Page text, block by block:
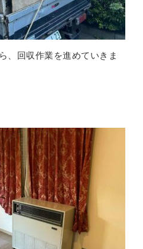
、回収作業を進めていきま